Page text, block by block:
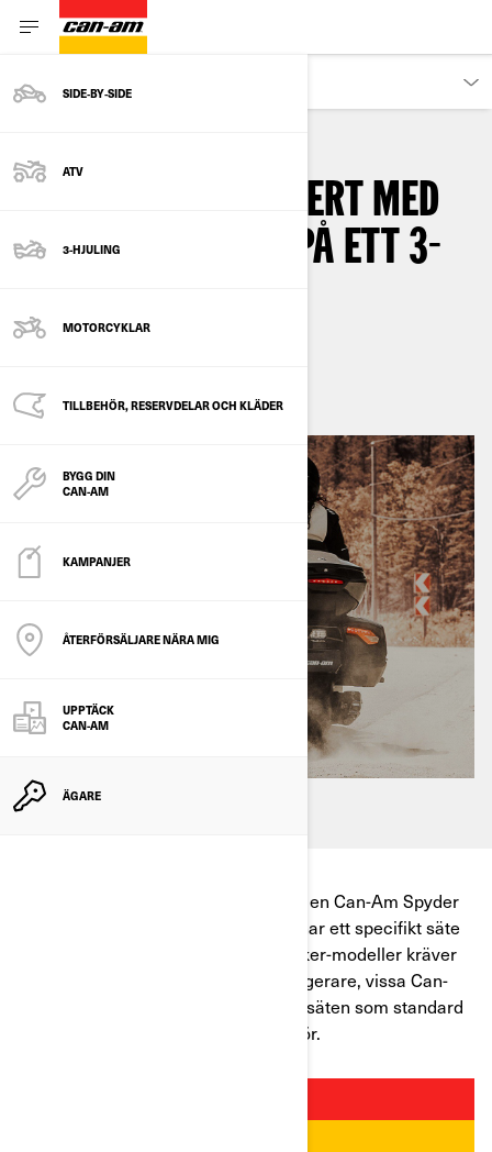
SIDE‑BY‑SIDE
ATV
3-HJULING
MOTORCYKLAR
TILLBEHÖR, RESERVDELAR OCH KLÄDER
BYGG DIN
CAN-AM
KAMPANJER
ÅTERFÖRSÄLJARE NÄRA MIG
UPPTÄCK
CAN-AM
ÄGARE
HUR KÖR MAN SÄKERT MED
EN PASSAGERARE PÅ ETT 3-
ENDAST en passagerare ska åka på en Can-Am Spyder
eller Can-Am Ryker-modell om den har ett specifikt säte
för en passagerare. Alla Can-Am Ryker-modeller kräver
tillägg av ett tillbehörssäte för passagerare, vissa Can-
Am Spyder-modeller har passagerarsäten som standard
och alla kan lägga till ett som tillbehör.